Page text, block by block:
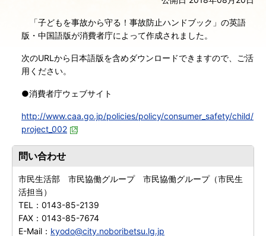
「子どもを事故から守る！事故防止ハンドブック」の英語
版・中国語版が消費者庁によって作成されました。
次のURLから日本語版を含めダウンロードできますので、ご活
用ください。
●消費者庁ウェブサイト
http://www.caa.go.jp/policies/policy/consumer_safety/child/
project_002
問い合わせ
市民生活部 市民協働グループ 市民協働グループ（市民生
活担当）
TEL： 0143-85-2139
FAX： 0143-85-7674
E-Mail： kyodo@city.noboribetsu.lg.jp